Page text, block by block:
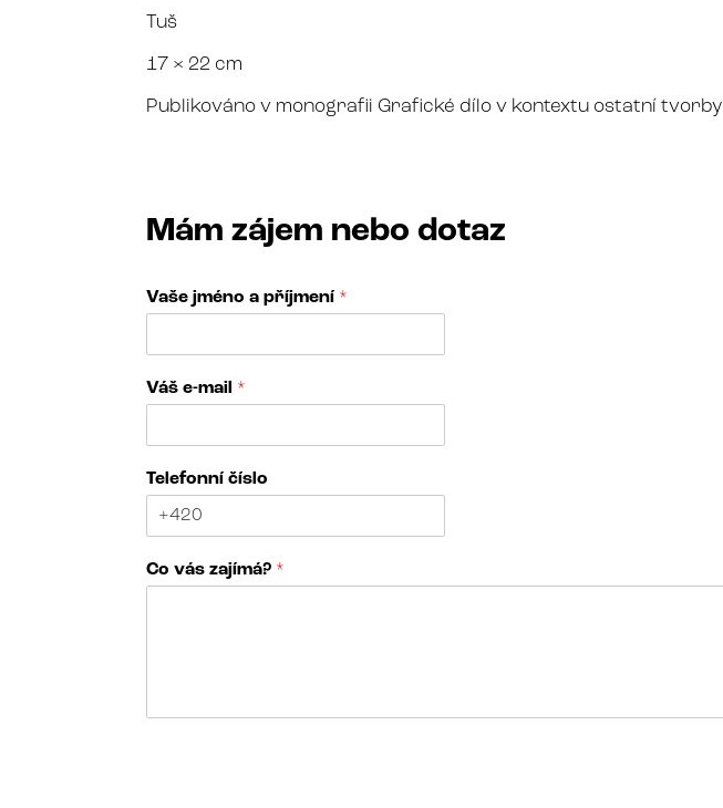
Tuš
17 × 22 cm
Publikováno v monografii Grafické dílo v kontextu ostatní tvorby
Mám zájem nebo dotaz
Vaše jméno a příjmení *
v
č
s
o
a
Váš e-mail *
Telefonní číslo
Co vás zajímá? *